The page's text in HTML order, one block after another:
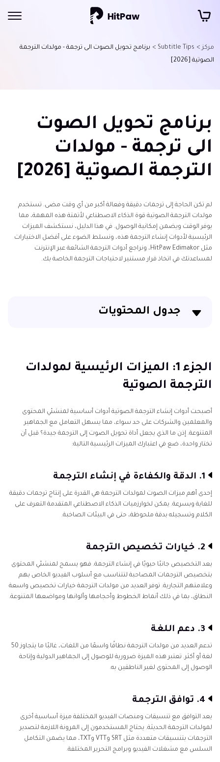
مركز > Subtitle Tips >
برنامج تحويل الصوت الى ترجمة - مولدات الترجمة
الصوتية [2026]
برنامج تحويل الصوت
الى ترجمة - مولدات
الترجمة الصوتية [2026]
لم تكن الحاجة إلى ترجمات دقيقة وفعالة أكبر من أي وقت مضى. تستخدم
مولدات الترجمة الصوتية قوة الذكاء الاصطناعي لأتمتة هذه المهمة، مما
يوفر الوقت ويضمن إمكانية الوصول. في هذا الدليل، نستكشف الميزات
الرئيسية لأدوات إنشاء الترجمة هذه، ونسلط الضوء على أفضل الاختيارات
مثل HitPaw Edimakor، ونراجع أدوات الترجمة الشائعة عبر الإنترنت
لمساعدتك في اتخاذ قرار مستنير لاحتياجات الترجمة الخاصة بك.
جدول المحتويات
الجزء 2: أفضل مولد ترجمة صوتية - Edimakor [AI Auto]
الجزء 3: أفضل مولدات الترجمة الصوتية عبر الإنترنت
الخلاصة
الجزء 1: الميزات الرئيسية لمولدات
الترجمة الصوتية
أصبحت أدوات إنشاء الترجمة الصوتية أدوات أساسية لمنشئي المحتوى
والمعلمين والشركات على حد سواء، مما يسهل التعامل مع الجماهير
المتنوعة. إذن ما الذي يجعل أداة تحويل الصوت إلى الترجمة جيدة؟ قبل أن
تختار واحدة، ضع في اعتبارك الميزات الرئيسية التالية:
1. الدقة والكفاءة في إنشاء الترجمة
إحدى أهم ميزات الصوت لمولدات الترجمة هي القدرة على إنتاج ترجمات دقيقة
للغاية وبسرعة. يمكن لخوارزميات الذكاء الاصطناعي المتقدمة التعرف على
الكلام وتسجيله بدقة ملحوظة، حتى في البيئات الصاخبة.
2. خيارات تخصيص الترجمة
يعد التخصيص جانبًا حيويًا في إنشاء الترجمة. فهو يسمح لمنشئي المحتوى
بتخصيص الترجمات المصاحبة لتتناسب مع أسلوب الفيديو الخاص بهم
وعلامتهم التجارية. توفر العديد من مولدات الترجمة خيارات تخصيص واسعة
النطاق، بما في ذلك أنماط الخطوط وأحجامها وألوانها ومواضعها المتنوعة.
3. دعم اللغة
تدعم العديد من مولدات الترجمة نطاقًا واسعًا من اللغات، غالبًا ما يتجاوز 50
لغة أو أكثر. تعتبر هذه الميزة ضرورية للوصول إلى الجماهير الدولية وإتاحة
الوصول إلى المحتوى لغير الناطقين به.
4. توافق الترجمة
يعد التوافق مع تنسيقات ومنصات الفيديو المختلفة ميزة أساسية أخرى
لمولدات الترجمة الحديثة. يحتاج المستخدمون إلى المرونة اللازمة لتصدير
الترجمات بتنسيقات متعددة مثل SRT وVTT وTXT، مما يضمن التكامل
السلس مع مشغلات الفيديو وبرامج التحرير المختلفة.